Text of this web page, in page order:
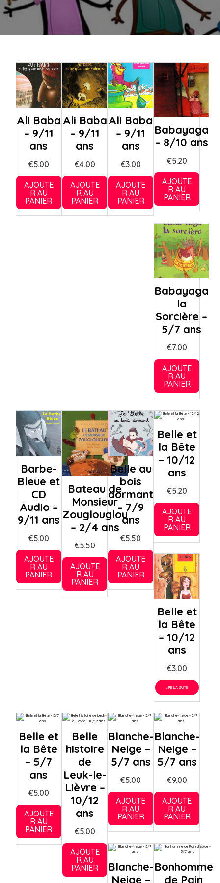
Ali Baba
– 9/11
ans
€5.00
AJOUTE
R AU
PANIER
Ali Baba
– 9/11
ans
€4.00
AJOUTE
R AU
PANIER
Ali Baba
– 9/11
ans
€3.00
AJOUTE
R AU
PANIER
Babayaga
– 8/10 ans
€5.20
AJOUTE
R AU
PANIER
Babayaga
la
Sorcière –
5/7 ans
€7.00
AJOUTE
R AU
PANIER
Barbe-
Bleue et
CD
Audio –
9/11 ans
€5.00
AJOUTE
R AU
PANIER
Bateau de
Monsieur
Zouglouglou
– 2/4 ans
€5.50
AJOUTE
R AU
PANIER
Belle au
bois
dormant
– 7/9
ans
€5.50
AJOUTE
R AU
PANIER
Belle et
la Bête
– 10/12
ans
€5.20
AJOUTE
R AU
PANIER
Belle et
la Bête
– 10/12
ans
€3.00
LIRE LA SUITE
Belle et
la Bête
– 5/7
ans
€5.00
AJOUTE
R AU
PANIER
Belle
histoire
de
Leuk-le-
Lièvre –
10/12
ans
€5.00
AJOUTE
R AU
PANIER
Blanche-
Neige –
5/7 ans
€5.00
AJOUTE
R AU
PANIER
Blanche-
Neige –
5/7 ans
€9.00
AJOUTE
R AU
PANIER
Blanche-
Neige –
Bonhomme
de Pain